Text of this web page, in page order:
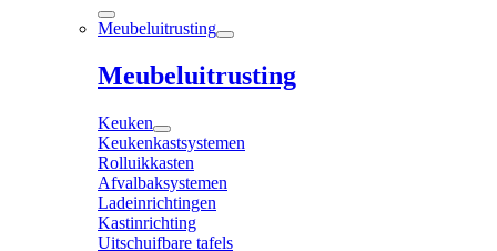
Meubeluitrusting
Meubeluitrusting
Keuken
Keukenkastsystemen
Rolluikkasten
Afvalbaksystemen
Ladeinrichtingen
Kastinrichting
Uitschuifbare tafels